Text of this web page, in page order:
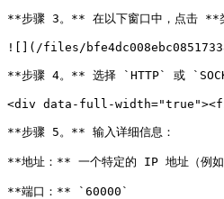
**步骤 3。** 在以下窗口中，点击 **
![](/files/
**步骤 4。** 选择 `HTTP` 或
<div data-full-
**步骤 5。** 输入详细信息：
**地址：** 一个特定的 IP 地址（
**端口：** `60000`